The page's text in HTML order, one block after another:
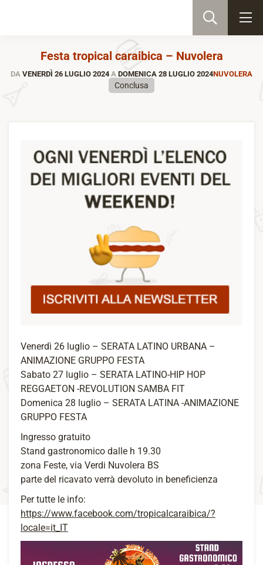
Festa tropical caraibica – Nuvolera
DA VENERDÌ 26 LUGLIO 2024A DOMENICA 28 LUGLIO 2024NUVOLERA
Conclusa
Venerdì 26 luglio – SERATA LATINO URBANA –
ANIMAZIONE GRUPPO FESTA
Sabato 27 luglio – SERATA LATINO-HIP HOP
REGGAETON -REVOLUTION SAMBA FIT
Domenica 28 luglio – SERATA LATINA -ANIMAZIONE
GRUPPO FESTA
Ingresso gratuito
Stand gastronomico dalle h 19.30
zona Feste, via Verdi Nuvolera BS
parte del ricavato verrà devoluto in beneficienza
Per tutte le info:
https://www.facebook.com/tropicalcaraibica/?
locale=it_IT